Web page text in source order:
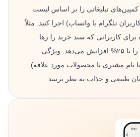
تبلیغاتی را بر اساس لیست
تلگرام یا واتساپ) اجرا کنید. مثلاً
کاربرانی که سبد خرید را رها
کرده‌اند، نرخ بازگشت را تا ۲۵% افزایش می‌دهد. ویژگی
نام مشتری یا محصولات مورد علاقه)
طبیعی و جذاب به نظر برسد.